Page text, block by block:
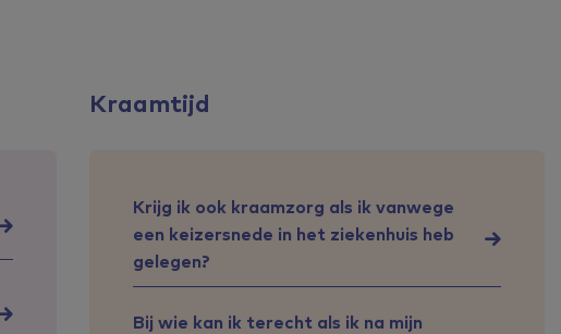
Kraamtijd
Krijg ik ook kraamzorg als ik vanwege
een keizersnede in het ziekenhuis heb
gelegen?
Bij wie kan ik terecht als ik na mijn